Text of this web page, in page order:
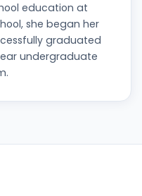
education at
she began her
graduated
undergraduate